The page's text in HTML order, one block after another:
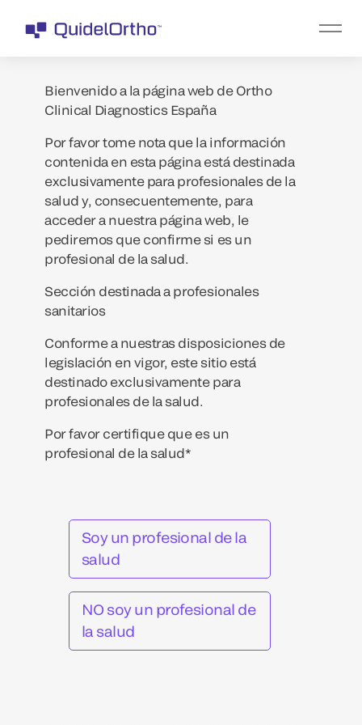
Bienvenido a la página web de Ortho
Clinical Diagnostics España
Por favor tome nota que la información
contenida en esta página está destinada
exclusivamente para profesionales de la
salud y, consecuentemente, para
acceder a nuestra página web, le
pediremos que confirme si es un
profesional de la salud.
Sección destinada a profesionales
sanitarios
Conforme a nuestras disposiciones de
legislación en vigor, este sitio está
destinado exclusivamente para
profesionales de la salud.
Por favor certifique que es un
profesional de la salud*
Soy un profesional de la
salud
NO soy un profesional de
la salud